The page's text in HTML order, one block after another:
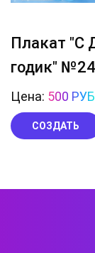
Плакат "С
годик" №24
Цена: 500
СОЗДАТЬ